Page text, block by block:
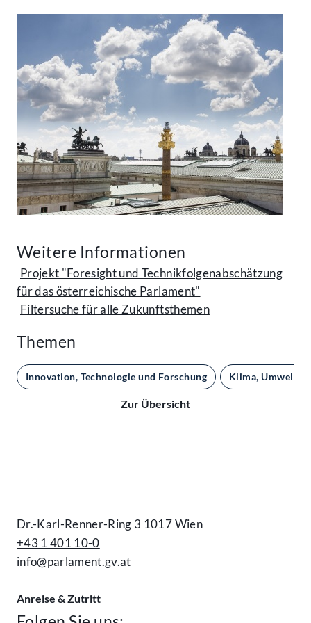
Weitere Informationen
Projekt "Foresight und Technikfolgenabschätzung
für das österreichische Parlament"
Filtersuche für alle Zukunftsthemen
Themen
Innovation, Technologie und Forschung Klima, Umwelt
Zur Übersicht
Dr.-Karl-Renner-Ring 3 1017 Wien
+43 1 401 10-0
info@parlament.gv.at
Anreise & Zutritt